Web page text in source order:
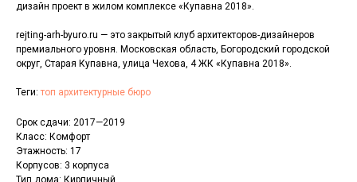
дизайн проект в жилом комплексе «Купавна 2018».
rejting-arh-byuro.ru — это закрытый клуб архитекторов-дизайнеров
премиального уровня. Московская область, Богородский городской
округ, Старая Купавна, улица Чехова, 4 ЖК «Купавна 2018».
Теги:топ архитектурные бюро
Срок сдачи: 2017—2019
Класс: Комфорт
Этажность: 17
Корпусов: 3 корпуса